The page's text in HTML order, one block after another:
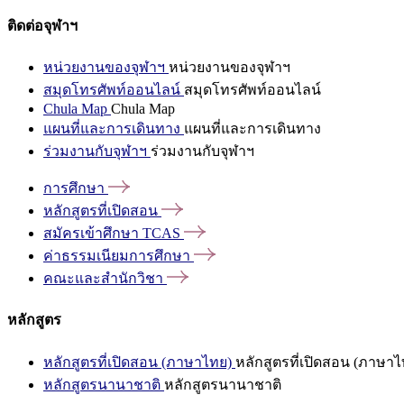
ติดต่อจุฬาฯ
หน่วยงานของจุฬาฯ หน่วยงานของจุฬาฯ
สมุดโทรศัพท์ออนไลน์ สมุดโทรศัพท์ออนไลน์
Chula Map Chula Map
แผนที่และการเดินทาง แผนที่และการเดินทาง
ร่วมงานกับจุฬาฯ ร่วมงานกับจุฬาฯ
การศึกษา
หลักสูตรที่เปิดสอน
สมัครเข้าศึกษา TCAS
ค่าธรรมเนียมการศึกษา
คณะและสำนักวิชา
หลักสูตร
หลักสูตรที่เปิดสอน (ภาษาไทย) หลักสูตรที่เปิดสอน (ภาษาไ
หลักสูตรนานาชาติ หลักสูตรนานาชาติ